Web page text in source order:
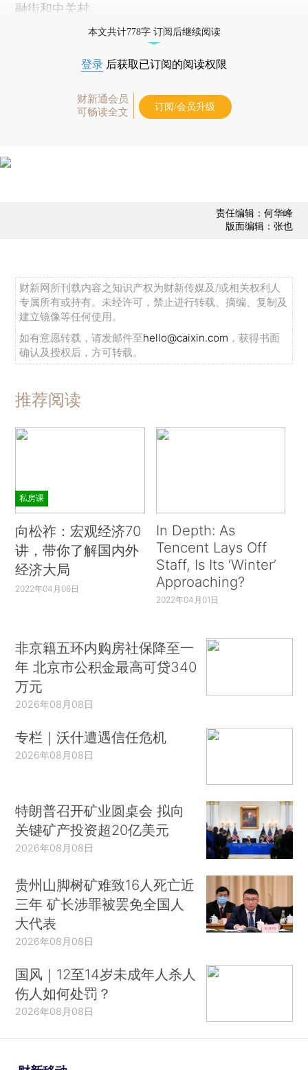
融街和中关村。
本文共计778字 订阅后继续阅读
登录 后获取已订阅的阅读权限
财新通会员
可畅读全文
订阅/会员升级
责任编辑：何华峰
版面编辑：张也
财新网所刊载内容之知识产权为财新传媒及/或相关权利人
专属所有或持有。未经许可，禁止进行转载、摘编、复制及
建立镜像等任何使用。
如有意愿转载，请发邮件至hello@caixin.com ，获得书面
确认及授权后，方可转载。
推荐阅读
私房课
向松祚：宏观经济70
讲，带你了解国内外
经济大局
2022年04月06日
In Depth: As
Tencent Lays Off
Staff, Is Its ‘Winter’
Approaching?
2022年04月01日
非京籍五环内购房社保降至一
年 北京市公积金最高可贷340
万元
2026年08月08日
专栏｜沃什遭遇信任危机
2026年08月08日
特朗普召开矿业圆桌会 拟向
关键矿产投资超20亿美元
2026年08月08日
贵州山脚树矿难致16人死亡近
三年 矿长涉罪被罢免全国人
大代表
2026年08月08日
国风｜12至14岁未成年人杀人
伤人如何处罚？
2026年08月08日